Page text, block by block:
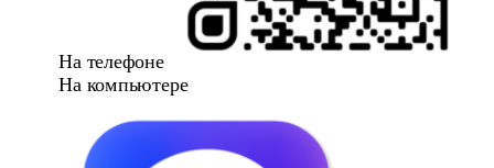
На телефоне
На компьютере